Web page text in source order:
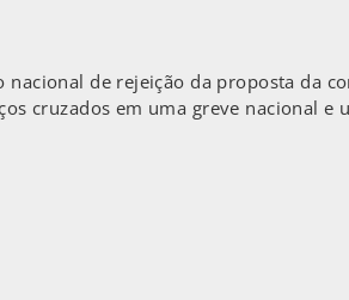
de rejeição da proposta da
cruzados em uma greve nacional e